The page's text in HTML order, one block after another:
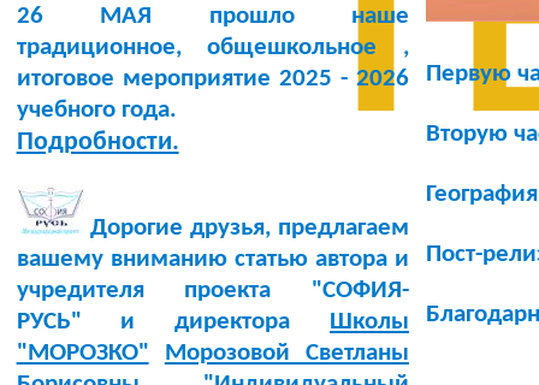
26 МАЯ прошло наше
традиционное, общешкольное ,
итоговое мероприятие 2025 - 2026
учебного года.
Подробности.
Дорогие друзья, предлагаем
вашему вниманию статью автора и
учредителя проекта "СОФИЯ-
РУСЬ" и директора Школы
"МОРОЗКО"
Морозовой Светланы
Первую
Вторую
Пост-